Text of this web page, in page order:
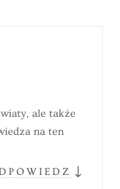
ale także
na ten
↓